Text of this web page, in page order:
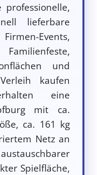
lieferbare
Events,
und
kaufen
eine
mit ca.
ca. 161 kg
Netz an
Spielfläche,